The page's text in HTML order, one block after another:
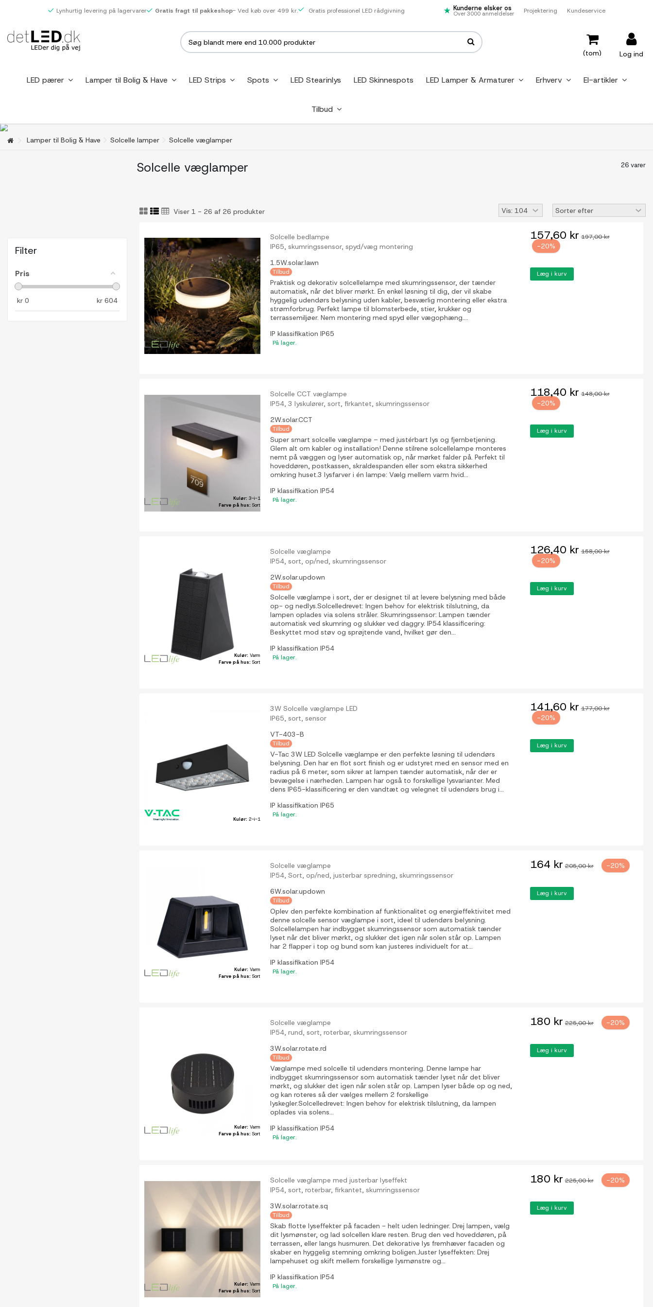
Lynhurtig levering på lagervarer Gratis fragt til pakkeshop- Ved køb over 499 kr. Gratis professionel LED rådgivning Kunderne elsker os
Over 3000 anmeldelser Projektering Kundeservice
Log ind
(tom)
LED pærer Lamper til Bolig & Have LED Strips Spots LED Stearinlys LED Skinnespots LED Lamper & Armaturer Erhverv El-artikler
Tilbud
Lamper til Bolig & Have Solcelle lamper Solcelle væglamper
Solcelle væglamper 26 varer
Viser 1 - 26 af 26 produkter
Kulør: Varm
Farve på hus:Sort
Solcelle bedlampe
IP65, skumringssensor, spyd/væg montering
1.5W.solar.lawn
Tilbud
Praktisk og dekorativ solcellelampe med skumringssensor, der tænder
automatisk, når det bliver mørkt. En enkel løsning til dig, der vil skabe
hyggelig udendørs belysning uden kabler, besværlig montering eller ekstra
strømforbrug. Perfekt lampe til blomsterbede, stier, krukker og
terrassemiljøer. Nem montering med spyd eller vægophæng....
IP klassifikationIP65
På lager.
157,60 kr 197,00 kr
-20%
Læg i kurv
Kulør:3-i-1
Farve på hus:Sort
Solcelle CCT væglampe
IP54, 3 lyskulører, sort, firkantet, skumringssensor
2W.solar.CCT
Tilbud
Super smart solcelle væglampe – med justérbart lys og fjernbetjening.
Glem alt om kabler og installation! Denne stilrene solcellelampe monteres
nemt på væggen og lyser automatisk op, når mørket falder på. Perfekt til
hoveddøren, postkassen, skraldespanden eller som ekstra sikkerhed
omkring huset.3 lysfarver i én lampe: Vælg mellem varm hvid...
IP klassifikationIP54
På lager.
118,40 kr 148,00 kr
-20%
Læg i kurv
Kulør:Varm
Farve på hus:Sort
Solcelle væglampe
IP54, sort, op/ned, skumringssensor
2W.solar.updown
Tilbud
Solcelle væglampe i sort, der er designet til at levere belysning med både
op- og nedlys.Solcelledrevet: Ingen behov for elektrisk tilslutning, da
lampen oplades via solens stråler. Skumringssensor: Lampen tænder
automatisk ved skumring og slukker ved daggry. IP54 klassificering:
Beskyttet mod støv og sprøjtende vand, hvilket gør den...
IP klassifikationIP54
På lager.
126,40 kr 158,00 kr
-20%
Læg i kurv
Kulør:2-i-1
3W Solcelle væglampe LED
IP65, sort, sensor
VT-403-B
Tilbud
V-Tac 3W LED Solcelle væglampe er den perfekte løsning til udendørs
belysning. Den har en flot sort finish og er udstyret med en sensor med en
radius på 6 meter, som sikrer at lampen tænder automatisk, når der er
bevægelse i nærheden. Lampen har også to forskellige lysvarianter. Med
dens IP65-klassificering er den vandtæt og velegnet til udendørs brug i...
IP klassifikationIP65
På lager.
141,60 kr 177,00 kr
-20%
Læg i kurv
Kulør:Varm
Farve på hus:Sort
Solcelle væglampe
IP54, Sort, op/ned, justerbar spredning, skumringssensor
6W.solar.updown
Tilbud
Oplev den perfekte kombination af funktionalitet og energieffektivitet med
denne solcelle sensor væglampe i sort, ideel til udendørs belysning.
Solcellelampen har indbygget skumringssensor som automatisk tænder
lyset når det bliver mørkt, og slukker det igen når solen står op. Lampen
har 2 flapper i top og bund som kan justeres individuelt for at...
IP klassifikationIP54
På lager.
164 kr 205,00 kr -20%
Læg i kurv
Kulør:Varm
Farve på hus:Sort
Solcelle væglampe
IP54, rund, sort, roterbar, skumringssensor
3W.solar.rotate.rd
Tilbud
Væglampe med solcelle til udendørs montering. Denne lampe har
indbygget skumringssensor som automatisk tænder lyset når det bliver
mørkt, og slukker det igen når solen står op. Lampen lyser både op og ned,
og kan roteres så der vælges mellem 2 forskellige
lyskegler.Solcelledrevet: Ingen behov for elektrisk tilslutning, da lampen
oplades via solens...
IP klassifikationIP54
På lager.
180 kr 225,00 kr -20%
Læg i kurv
Kulør:Varm
Farve på hus:Sort
Solcelle væglampe med justerbar lyseffekt
IP54, sort, roterbar, firkantet, skumringssensor
3W.solar.rotate.sq
Tilbud
Skab flotte lyseffekter på facaden - helt uden ledninger. Drej lampen, vælg
dit lysmønster, og lad solcellen klare resten. Brug den ved hoveddøren, på
terrassen, eller langs husmuren. Det dekorative lys fremhæver facaden og
skaber en hyggelig stemning omkring boligen.Juster lyseffekten: Drej
lampehuset og skift mellem forskellige lysmønstre og...
IP klassifikationIP54
På lager.
180 kr 225,00 kr -20%
Læg i kurv
Filter
Pris
kr 0 kr 604